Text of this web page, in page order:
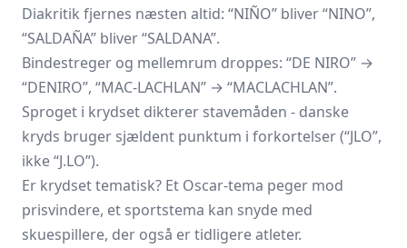
Diakritik fjernes næsten altid: “NIÑO” bliver “NINO”,
“SALDAÑA” bliver “SALDANA”.
Bindestreger og mellemrum droppes: “DE NIRO” →
“DENIRO”, “MAC-LACHLAN” → “MACLACHLAN”.
Sproget i krydset dikterer stavemåden - danske
kryds bruger sjældent punktum i forkortelser (“JLO”,
ikke “J.LO”).
Er krydset tematisk? Et Oscar-tema peger mod
prisvindere, et sportstema kan snyde med
skuespillere, der også er tidligere atleter.